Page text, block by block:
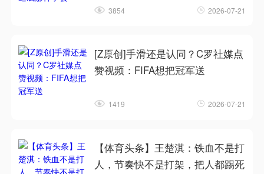
3854 2026-07-21
[Z原创]手滑还是认同？C罗社媒点
赞视频：FIFA想把冠军送
1419 2026-07-21
【体育头条】王楚淇：铁血不是打
人，节奏快不是打架，把人都踢死